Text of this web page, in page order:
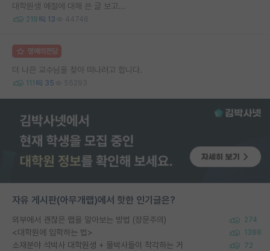
대학원생 예절에 대해 쓴 글 보고...
219 13 44746
명예의전당
더 나은 교수님을 찾아 떠나려고 합니다.
111 35 55293
자유 게시판(아무개랩)에서 핫한 인기글은?
외부에서 괜찮은 랩을 알아보는 방법 (장문주의) 274
<대학원에 입학하는 법> 1388
소재분야 석박사 대학원생 + 물박사들이 착각하는 거 72